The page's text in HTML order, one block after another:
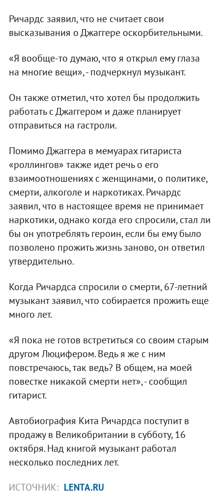
Ричардс заявил, что не считает свои
высказывания о Джаггере оскорбительными.
«Я вообще-то думаю, что я открыл ему глаза
на многие вещи», - подчеркнул музыкант.
Он также отметил, что хотел бы продолжить
работать с Джаггером и даже планирует
отправиться на гастроли.
Помимо Джаггера в мемуарах гитариста
«роллингов» также идет речь о его
взаимоотношениях с женщинами, о политике,
смерти, алкоголе и наркотиках. Ричардс
заявил, что в настоящее время не принимает
наркотики, однако когда его спросили, стал ли
бы он употреблять героин, если бы ему было
позволено прожить жизнь заново, он ответил
утвердительно.
Когда Ричардса спросили о смерти, 67-летний
музыкант заявил, что собирается прожить еще
много лет.
«Я пока не готов встретиться со своим старым
другом Люцифером. Ведь я же с ним
повстречаюсь, так ведь? В общем, на моей
повестке никакой смерти нет», - сообщил
гитарист.
Автобиография Кита Ричардса поступит в
продажу в Великобритании в субботу, 16
октября. Над книгой музыкант работал
несколько последних лет.
ИСТОЧНИК: LENTA.RU